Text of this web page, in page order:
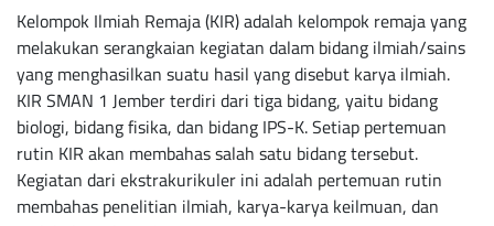
Kelompok Ilmiah Remaja (KIR) adalah kelompok remaja yang
melakukan serangkaian kegiatan dalam bidang ilmiah/sains
yang menghasilkan suatu hasil yang disebut karya ilmiah.
KIR SMAN 1 Jember terdiri dari tiga bidang, yaitu bidang
biologi, bidang fisika, dan bidang IPS-K. Setiap pertemuan
rutin KIR akan membahas salah satu bidang tersebut.
Kegiatan dari ekstrakurikuler ini adalah pertemuan rutin
membahas penelitian ilmiah, karya-karya keilmuan, dan